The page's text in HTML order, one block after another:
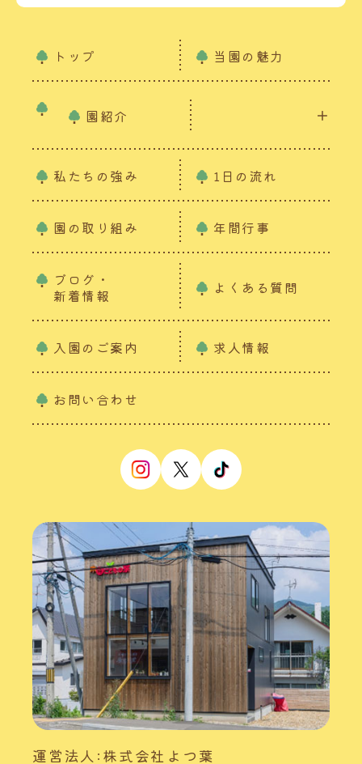
トップ 当園の魅力
園紹介
私たちの強み 1日の流れ
園の取り組み 年間行事
ブログ・
新着情報
よくある質問
入園のご案内 求人情報
お問い合わせ
運営法人:株式会社よつ葉